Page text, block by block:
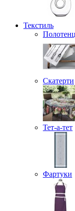
Текстиль
Скатерти
Тет-а-тет
Фартуки